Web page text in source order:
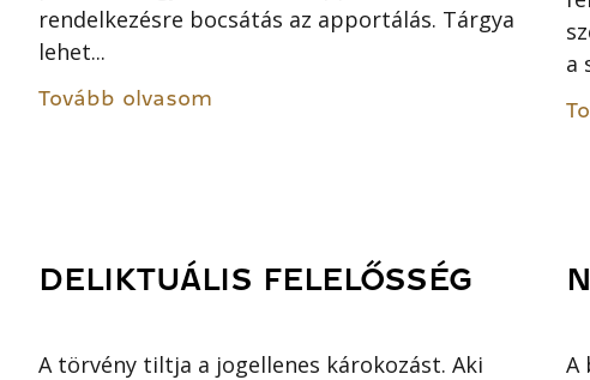
rendelkezésre bocsátás az apportálás. Tárgya
lehet...
Tovább olvasom
a
DELIKTUÁLIS FELELŐSSÉG
A törvény tiltja a jogellenes károkozást. Aki
A